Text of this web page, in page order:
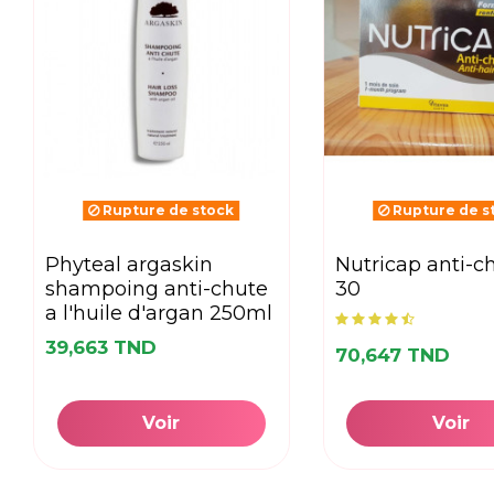
Rupture de stock
phyteal argaskin
shampoing anti-chute
a l'huile d'argan 250ml
39,663 TND
Voir
Rupture de
nutricap anti-chute b/
30
70,647 TND
Voir